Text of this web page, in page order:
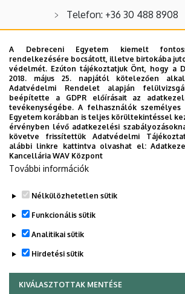
Telefon: +36 30 488 8908
Fábián Margit
Telefon: +36 52 508 444 /
Telefon: +36 30 488 8907
E-mail:
Központi e-mail cím
A Debreceni Egyetem kiemelt
rendelkezésére bocsátott, illetve birtokába
védelmét. Ezúton tájékoztatjuk Önt, hogy a
2018. május 25. napjától kötelezően
Adatvédelmi Rendelet alapján
beépítette a GDPR előírásait az
tevékenységébe. A felhasználók
Egyetem korábban is teljes körültekintéssel
érvényben lévő adatkezelési
követve frissítettük Adatvédelmi
alábbi linkre kattintva olvashat el:
Kancellária WAV Központ
További információk
Nélkülözhetetlen sütik
Funkcionális sütik
Analitikai sütik
Hirdetési sütik
KIVÁLASZTOTTAK MENTÉSE
WITHDRAW CONSENT